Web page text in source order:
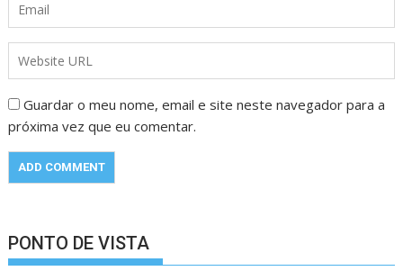
Guardar o meu nome, email e site neste navegador para a
próxima vez que eu comentar.
PONTO DE VISTA